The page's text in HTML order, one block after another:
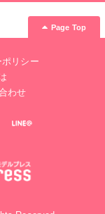
Page Top
ポリシー
わせ